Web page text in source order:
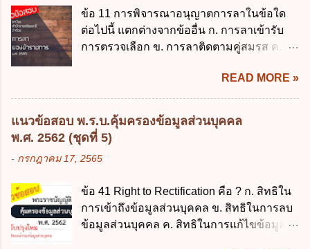
มีอำนาจแต่งตั้งพนักงานเจ้าหน้าที่ตามพระ
ราชบัญญัติคุ้มครองข้อมูลส่วนบุคคล พ.ศ.
2562 ก. นายกรัฐมนตรี ข. รัฐมนตรีว่าการ
ราชการ พ.ศ. 2562 ออกโดยอาศัยกฎหมาย
แม่บทใด ก. พระราชบัญญัติวิธีการงบ
ประมาณ พ.ศ. 2561 ข. พระราชบัญญัติวินัย
บัญญัติเงินคงคลัง พ.ศ. 2491 ง. ระเบียบ
กระทรวงการคลัง ว่าด้วยการเบิกเงินจากคลัง
การรับเงิน การจ่ายเงิน การเก็บรักษาเงิน และ
การนำเงินส่งคลัง พ.ศ. 2562 ข้อ 3 ส่วน
สำรองจ่ายได้แห่งละไม่เกินเท่าใร ก. 100,000
บาท ข. 50,000 บาท ค. 30,000 บาท ง. 10,000
บาท ข้อ 4 ดอกเบี้ยที่เกิดจากการนำเงินทดรอง
ราชการจำนวนที่เกินกว่า...
ข้อ 11 การพิจารณาอนุญาตการลาในข้อใด
ต่อไปนี้ แตกต่างจากข้ออื่น ก. การลาเข้ารับ
การตรวจเลือก ข. การลาติดตามคู่สมรส ค.
ปฏิบัติการวิจัย หรือดูงาน ข้อ 12 ข้อใด ไม่ ถูก
ต้องเกี่ยวกับการลาไปช่วยเหลือภริยาที่คลอด
บุตร ก. ต้องเป็นภริยาโดยชอบด้วยกฎหมาย ข.
ลาได้เพียงครั้งเดียว ค. ต้องลาภายใน 90 วัน
นับแต่วันที่คลอดบุตร ง. ลาได้ครั้งหนึ่งติดต่อ
กันไม่เกิน 15 วันทำการ ข้อ 13 สิทธิลากิจส่วน
เกิน 90 วัน ข. ลาต่อเนื่องจากการคลอดบุตรได้
ไม่เกิน 90 วันทำการ ค. ลาได้ไม่เกิน 120 วัน
ง. ลาต่อเนื่องจากการคลอดบุตรได้ไม่เกิน 150
READ MORE »
แนวข้อสอบ พ.ร.บ.คุ้มครองข้อมูลส่วนบุคคล
พ.ศ. 2562 (ชุดที่ 5)
- กรกฎาคม 17, 2565
ข้อ 41 Right to Rectification คือ ? ก. สิทธิใน
การเข้าถึงข้อมูลส่วนบุคคล ข. สิทธิในการลบ
ข้อมูลส่วนบุคคล ค. สิทธิในการแก้ไขข้อมูล